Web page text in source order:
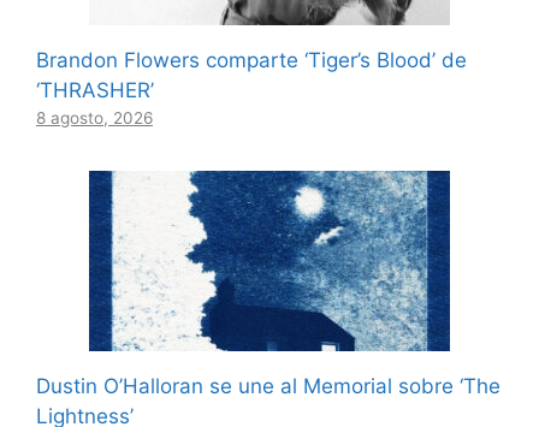
Brandon Flowers comparte ‘Tiger’s Blood’ de
‘THRASHER’
8 agosto, 2026
Dustin O’Halloran se une al Memorial sobre ‘The
Lightness’